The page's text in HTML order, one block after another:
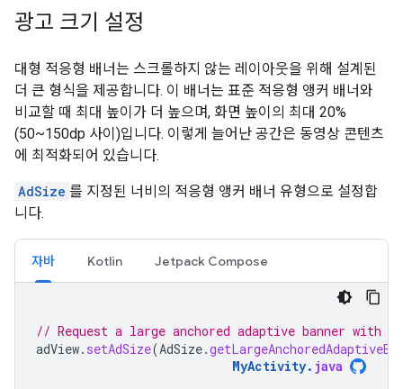
광고 크기 설정
대형 적응형 배너는 스크롤하지 않는 레이아웃을 위해 설계된
더 큰 형식을 제공합니다. 이 배너는 표준 적응형 앵커 배너와
비교할 때 최대 높이가 더 높으며, 화면 높이의 최대 20%
(50~150dp 사이)입니다. 이렇게 늘어난 공간은 동영상 콘텐츠
에 최적화되어 있습니다.
AdSize 를 지정된 너비의 적응형 앵커 배너 유형으로 설정합
니다.
자바 Kotlin Jetpack Compose
// Request a large anchored adaptive banner with
adView. setAdSize(AdSize.
MyActivity. java